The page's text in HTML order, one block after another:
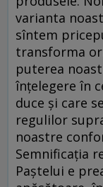
varianta
sîntem
transforma
puterea
înţelegere în
duce şi care
regulilor
noastre
Semnificaţia
Paştelui e